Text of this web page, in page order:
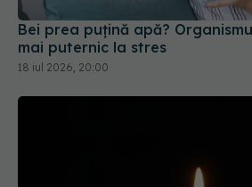
Bei prea puțină apă?
mai puternic la stres
18 iul 2026, 20:00